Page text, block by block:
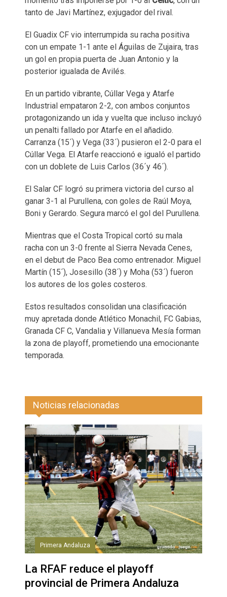
tanto de Javi Martínez, exjugador del rival.
El Guadix CF vio interrumpida su racha positiva
con un empate 1-1 ante el Águilas de Zujaira, tras
un gol en propia puerta de Juan Antonio y la
posterior igualada de Avilés.
En un partido vibrante, Cúllar Vega y Atarfe
Industrial empataron 2-2, con ambos conjuntos
protagonizando un ida y vuelta que incluso incluyó
un penalti fallado por Atarfe en el añadido.
Carranza (15´) y Vega (33´) pusieron el 2-0 para el
Cúllar Vega. El Atarfe reaccionó e igualó el partido
con un doblete de Luis Carlos (36´y 46´).
El Salar CF logró su primera victoria del curso al
ganar 3-1 al Purullena, con goles de Raúl Moya,
Boni y Gerardo. Segura marcó el gol del Purullena.
Mientras que el Costa Tropical cortó su mala
racha con un 3-0 frente al Sierra Nevada Cenes,
en el debut de Paco Bea como entrenador. Miguel
Martín (15´), Josesillo (38´) y Moha (53´) fueron
los autores de los goles costeros.
Estos resultados consolidan una clasificación
muy apretada donde Atlético Monachil, FC Gabias,
Granada CF C, Vandalia y Villanueva Mesía forman
la zona de playoff, prometiendo una emocionante
temporada.
Noticias relacionadas
Primera Andaluza
La RFAF reduce el playoff
provincial de Primera Andaluza